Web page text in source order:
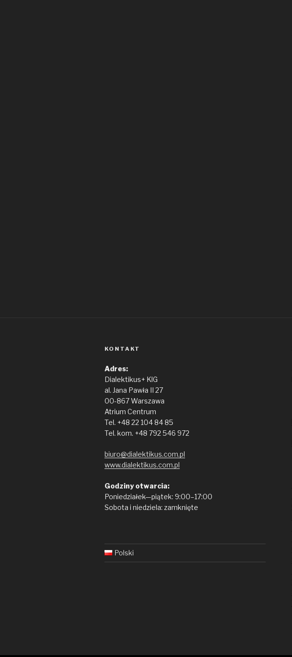
KONTAKT
Adres:
Dialektikus+ KlG
al. Jana Pawła II 27
00-867 Warszawa
Atrium Centrum
Tel. +48 22 104 84 85
Tel. kom. +48 792 546 972
biuro@dialektikus.com.pl
www.dialektikus.com.pl
Godziny otwarcia:
Poniedziałek—piątek: 9:00–17:00
Sobota i niedziela: zamknięte
Polski